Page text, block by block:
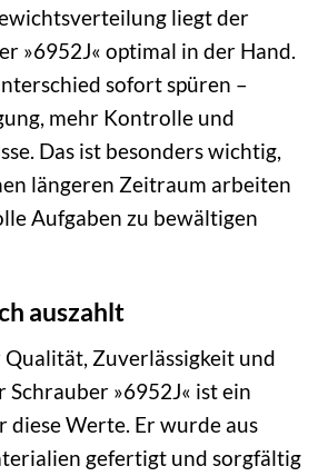
liegt der
»6952J« optimal in der Hand.
sofort spüren –
mehr Kontrolle und
Das ist besonders wichtig,
längeren Zeitraum arbeiten
Aufgaben zu bewältigen
auszahlt
Zuverlässigkeit und
Schrauber »6952J« ist ein
diese Werte. Er wurde aus
gefertigt und sorgfältig